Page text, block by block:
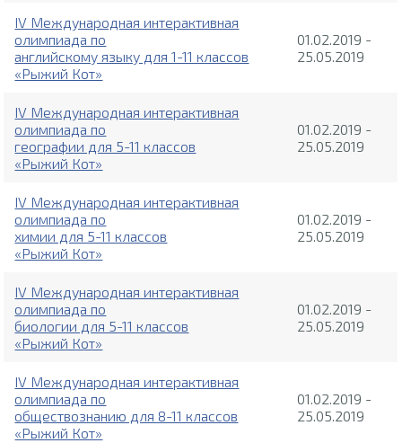
IV Международная интерактивная
олимпиада по
английскому языку для 1-11 классов
«Рыжий Кот»
01.02.2019 -
25.05.2019
IV Международная интерактивная
олимпиада по
географии для 5-11 классов
«Рыжий Кот»
01.02.2019 -
25.05.2019
IV Международная интерактивная
олимпиада по
химии для 5-11 классов
«Рыжий Кот»
01.02.2019 -
25.05.2019
IV Международная интерактивная
олимпиада по
биологии для 5-11 классов
«Рыжий Кот»
01.02.2019 -
25.05.2019
IV Международная интерактивная
олимпиада по
обществознанию для 8-11 классов
«Рыжий Кот»
01.02.2019 -
25.05.2019